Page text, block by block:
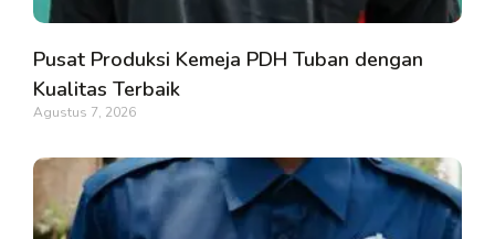
Pusat Produksi Kemeja PDH Tuban dengan
Kualitas Terbaik
Agustus 7, 2026